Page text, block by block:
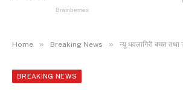
Home » Breaking News » न्यू धवलागिरी बचत
BREAKING NEWS